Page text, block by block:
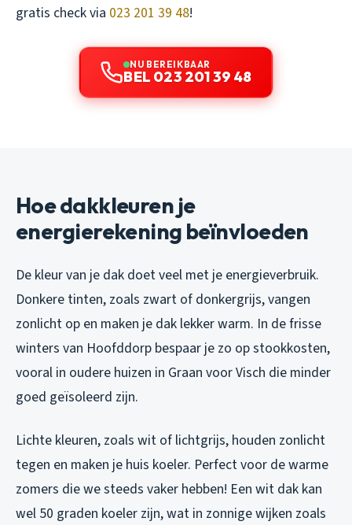
gratis check via 023 201 39 48!
NU BEREIKBAAR
BEL 023 201 39 48
Hoe dakkleuren je
energierekening beïnvloeden
De kleur van je dak doet veel met je energieverbruik.
Donkere tinten, zoals zwart of donkergrijs, vangen
zonlicht op en maken je dak lekker warm. In de frisse
winters van Hoofddorp bespaar je zo op stookkosten,
vooral in oudere huizen in Graan voor Visch die minder
goed geïsoleerd zijn.
Lichte kleuren, zoals wit of lichtgrijs, houden zonlicht
tegen en maken je huis koeler. Perfect voor de warme
zomers die we steeds vaker hebben! Een wit dak kan
wel 50 graden koeler zijn, wat in zonnige wijken zoals